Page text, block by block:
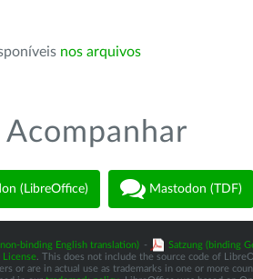
nos arquivos
Acompanhar
(LibreOffice) Mastodon (TDF)
binding English translation) - Satzung (binding
. This does not include the source code of
or are in actual use as trademarks in one or more